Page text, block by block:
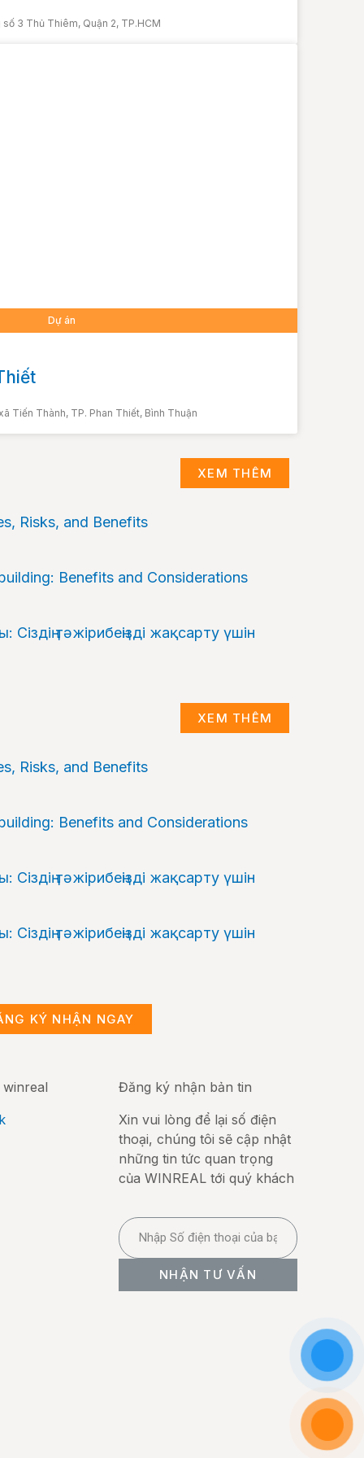
3 Thủ Thiêm, Quận 2, TP.HCM
Dự án
Tiến Thành, TP. Phan Thiết, Bình Thuận
XEM THÊM
Risks, and Benefits
Benefits and Considerations
тәжірибеңізді жақсарту үшін
XEM THÊM
Risks, and Benefits
Benefits and Considerations
тәжірибеңізді жақсарту үшін
тәжірибеңізді жақсарту үшін
KÝ NHẬN NGAY
Đăng ký nhận bản tin
Xin vui lòng để lại số điện
thoại, chúng tôi sẽ cập nhật
những tin tức quan trọng
của WINREAL tới quý khách
NHẬN TƯ VẤN